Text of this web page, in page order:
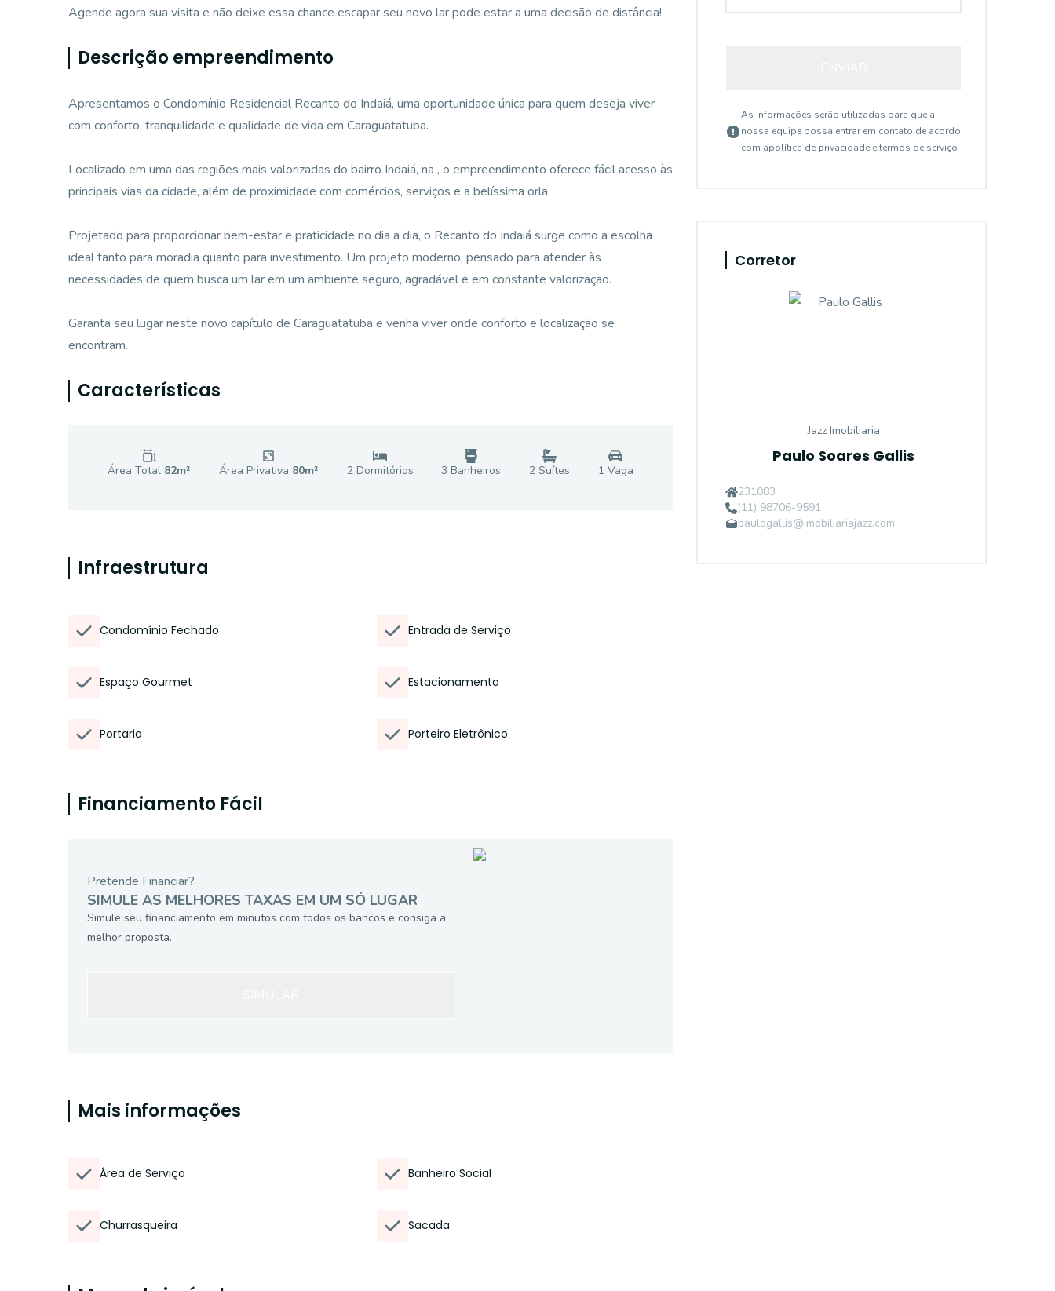
Agende agora sua visita e não deixe essa chance escapar seu novo lar pode estar a uma decisão de distância!
Descrição empreendimento
Apresentamos o Condomínio Residencial Recanto do Indaiá, uma oportunidade única para quem deseja viver
com conforto, tranquilidade e qualidade de vida em Caraguatatuba.
Localizado em uma das regiões mais valorizadas do bairro Indaiá, na , o empreendimento oferece fácil acesso às
principais vias da cidade, além de proximidade com comércios, serviços e a belíssima orla.
Projetado para proporcionar bem-estar e praticidade no dia a dia, o Recanto do Indaiá surge como a escolha
ideal tanto para moradia quanto para investimento. Um projeto moderno, pensado para atender às
necessidades de quem busca um lar em um ambiente seguro, agradável e em constante valorização.
Garanta seu lugar neste novo capítulo de Caraguatatuba e venha viver onde conforto e localização se
encontram.
Características
Área Total 82m² Área Privativa 80m² 2Dormitórios 3 Banheiros 2 Suítes 1 Vaga
Infraestrutura
Condomínio Fechado Entrada de Serviço
Espaço Gourmet Estacionamento
Portaria Porteiro Eletrônico
Financiamento Fácil
Pretende Financiar?
SIMULE AS MELHORES TAXAS EM UM SÓ LUGAR
Simule seu financiamento em minutos com todos os bancos e consiga a
melhor proposta.
Mais informações
Área de Serviço Banheiro Social
Churrasqueira Sacada
As informações serão utilizadas para que a
nossa equipe possa entrar em contato de acordo
com apolítica de privacidade e termos de serviço
Corretor
Jazz Imobiliaria
Paulo Soares Gallis
231083
(11) 98706-9591
paulogallis@imobiliariajazz.com